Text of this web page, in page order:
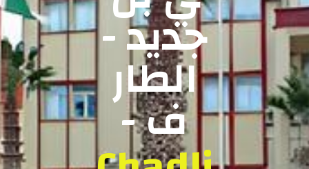
جديد -
الطار
ف -